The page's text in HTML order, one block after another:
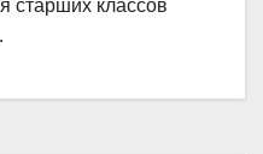
старших классов